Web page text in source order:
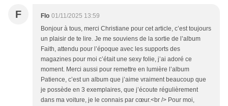
F Flo 01/11/2025 13:59
Bonjour à tous, merci Christiane pour cet article, c’est toujours
un plaisir de te lire. Je me souviens de la sortie de l’album
Faith, attendu pour l’époque avec les supports des
magazines pour moi c’était une sexy folie, j’ai adoré ce
moment. Merci aussi pour remettre en lumière l’album
Patience, c’est un album que j’aime vraiment beaucoup que
je possède en 3 exemplaires, que j’écoute régulièrement
dans ma voiture, je le connais par cœur.<br /> Pour moi,